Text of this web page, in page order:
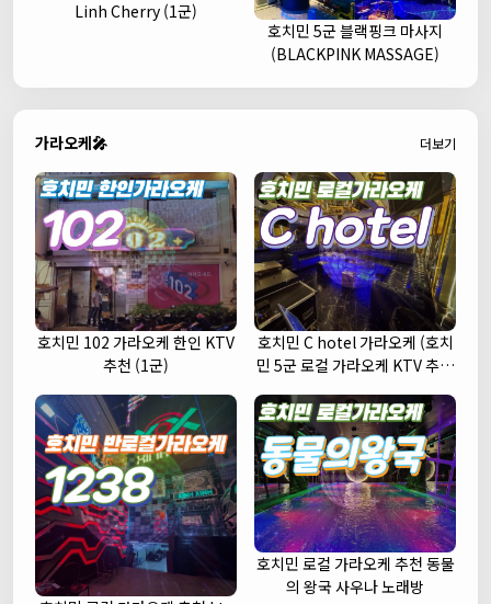
Linh Cherry (1군)
호치민 5군 블랙핑크 마사지
(BLACKPINK MASSAGE)
가라오케🎤 더보기
호치민 102 가라오케 한인 KTV
추천 (1군)
호치민 C hotel 가라오케 (호치
민 5군 로컬 가라오케 KTV 추천
호치민 로컬 가라오케 추천 동물
의 왕국 사우나 노래방